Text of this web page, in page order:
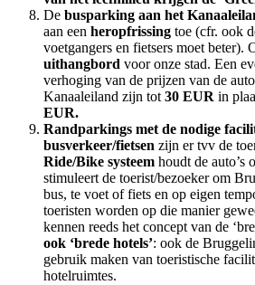
De busparking aan het
aan een heropfrissing toe (cfr. ook
voetgangers en fietsers moet beter).
uithangbord voor onze stad. Een
verhoging van de prijzen van de
Kanaaleiland zijn tot30 EUR in
EUR.
Randparkings met de nodige
busverkeer/fietsen zijn er tvv de
Ride/Bike systeem houdt de auto’s
stimuleert de toerist/bezoeker om
bus, te voet of fiets en op eigen
toeristen worden op die manier
kennen reeds het concept van de
ook ‘brede hotels’: ook de
gebruik maken van toeristische
hotelruimtes.